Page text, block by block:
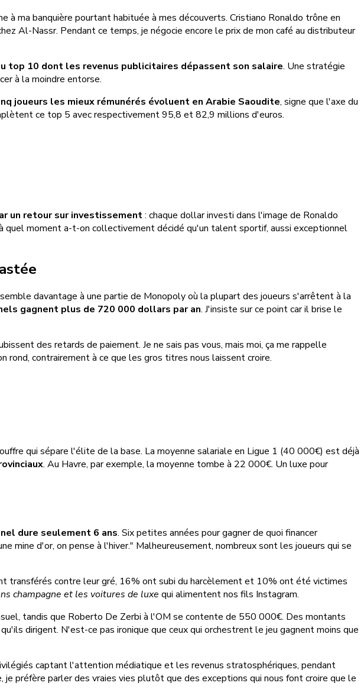
ma banquière pourtant habituée à mes découverts. Cristiano Ronaldo trône en
Al-Nassr. Pendant ce temps, je négocie encore le prix de mon café au distributeur
top 10 dont les revenus publicitaires dépassent son salaire. Une stratégie
à la moindre entorse.
joueurs les mieux rémunérés évoluent en Arabie Saoudite, signe que l'axe du
ce top 5 avec respectivement 95,8 et 82,9 millions d'euros.
un retour sur investissement: chaque dollar investi dans l'image de Ronaldo
quel moment a-t-on collectivement décidé qu'un talent sportif, aussi exceptionnel
davantage à une partie de Monopoly où la plupart des joueurs s'arrêtent à la
gagnent plus de 720 000 dollars par an. J'insiste sur ce point car il brise le
des retards de paiement. Je ne sais pas vous, mais moi, ça me rappelle
rond, contrairement à ce que les gros titres nous laissent croire.
qui sépare l'élite de la base. La moyenne salariale en Ligue 1 (40 000€) est déjà
. Au Havre, par exemple, la moyenne tombe à 22 000€. Un luxe pour
dure seulement 6 ans. Six petites années pour gagner de quoi financer
mine d'or, on pense à l'hiver." Malheureusement, nombreux sont les joueurs qui se
transférés contre leur gré, 16% ont subi du harcèlement et 10% ont été victimes
champagne et les voitures de luxe qui alimentent nos fils Instagram.
tandis que Roberto De Zerbi à l'OM se contente de 550 000€. Des montants
dirigent. N'est-ce pas ironique que ceux qui orchestrent le jeu gagnent moins que
captant l'attention médiatique et les revenus stratosphériques, pendant
préfère parler des vraies vies plutôt que des exceptions qui nous font croire que le